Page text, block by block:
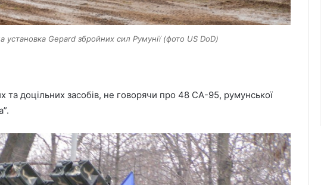
установка Gepard збройних сил Румунії (фото US DoD)
та доцільних засобів, не говорячи про 48 CA-95, румунської